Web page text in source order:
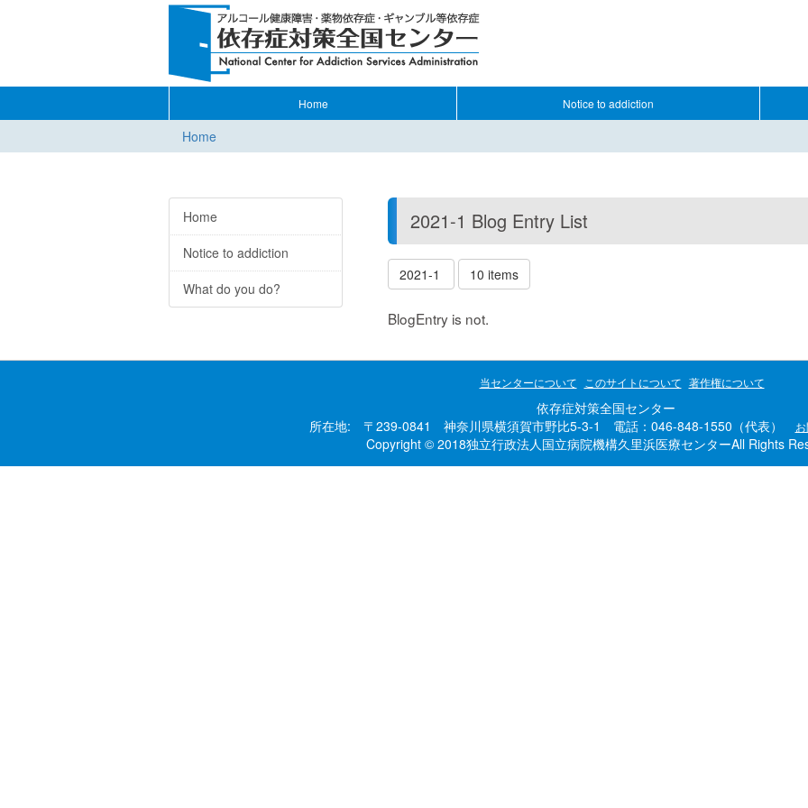
Home Notice to addiction
Home
2021-1 Blog Entry List
2021-1 10 items
BlogEntry is not.
Home
Notice to addiction
What do you do?
当センターについて このサイトについて 著作権について
依存症対策全国センター
所在地: 〒239-0841 神奈川県横須賀市野比5-3-1 電話：046-848-1550（代表）
Copyright © 2018独立行政法人国立病院機構久里浜医療センターAll Rights